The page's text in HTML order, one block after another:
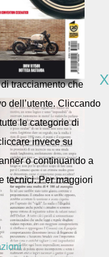
X
tracciamento che
dell’utente. Cliccando
le categorie di
invece su
o continuando a
tecnici. Per maggiori